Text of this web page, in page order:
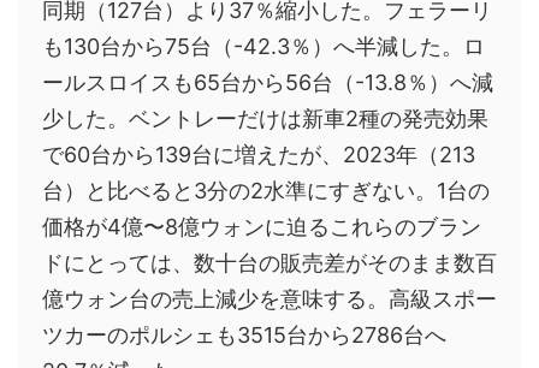
同期（127台）より37％縮小した。フェラーリ
も130台から75台（-42.3％）へ半減した。ロ
ールスロイスも65台から56台（-13.8％）へ減
少した。ベントレーだけは新車2種の発売効果
で60台から139台に増えたが、2023年（213
台）と比べると3分の2水準にすぎない。1台の
価格が4億〜8億ウォンに迫るこれらのブラン
ドにとっては、数十台の販売差がそのまま数百
億ウォン台の売上減少を意味する。高級スポー
ツカーのポルシェも3515台から2786台へ